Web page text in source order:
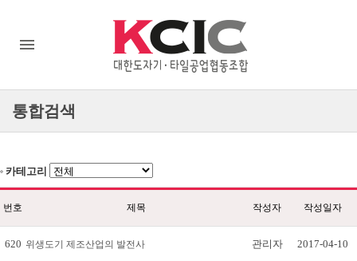
통합검색
카테고리
번호 제목 작성자 작성일자
620 위생도기 제조산업의 발전사 관리자 2017-04-10